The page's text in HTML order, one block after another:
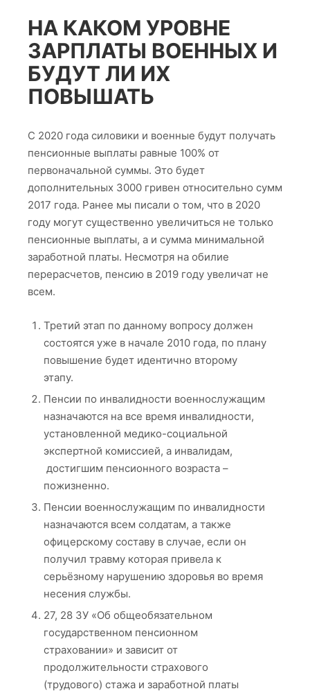
НА КАКОМ УРОВНЕ
ЗАРПЛАТЫ ВОЕННЫХ И
БУДУТ ЛИ ИХ
ПОВЫШАТЬ
С 2020 года силовики и военные будут получать
пенсионные выплаты равные 100% от
первоначальной суммы. Это будет
дополнительных 3000 гривен относительно сумм
2017 года. Ранее мы писали о том, что в 2020
году могут существенно увеличиться не только
пенсионные выплаты, а и сумма минимальной
заработной платы. Несмотря на обилие
перерасчетов, пенсию в 2019 году увеличат не
всем.
Третий этап по данному вопросу должен
состоятся уже в начале 2010 года, по плану
повышение будет идентично второму
этапу.
Пенсии по инвалидности военнослужащим
назначаются на все время инвалидности,
установленной медико-социальной
экспертной комиссией, а инвалидам,
достигшим пенсионного возраста –
пожизненно.
Пенсии военнослужащим по инвалидности
назначаются всем солдатам, а также
офицерскому составу в случае, если он
получил травму которая привела к
серьёзному нарушению здоровья во время
несения службы.
27, 28 ЗУ «Об общеобязательном
государственном пенсионном
страховании» и зависит от
продолжительности страхового
(трудового) стажа и заработной платы